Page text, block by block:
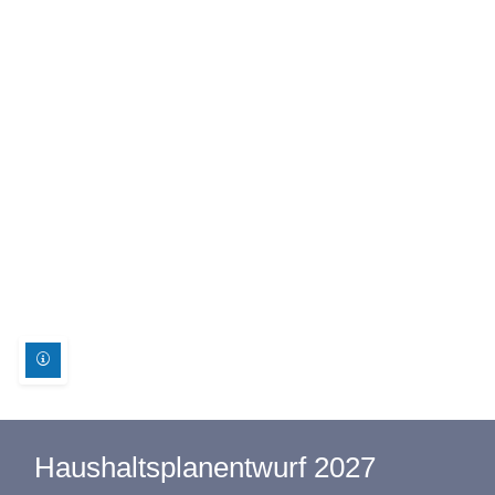
Haushaltsplanentwurf 2027